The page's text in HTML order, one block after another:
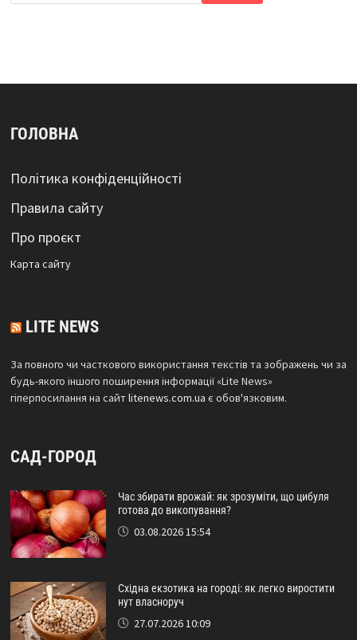
ГОЛОВНА
Політика конфіденційності
Правила сайту
Про проєкт
Карта сайтy
LITE NEWS
За повного чи часткового використання текстів та зображень чи за
будь-якого іншого поширення інформації «Lite News»
гіперпосилання на сайтlitenews.com.ua є обов'язковим.
САД-ГОРОД
Час збирати врожай: як зрозуміти, що цибуля
готова до викопування?
03.08.2026 15:54
Східна екзотика на городі: як легко виростити
нут власноруч
27.07.2026 10:09